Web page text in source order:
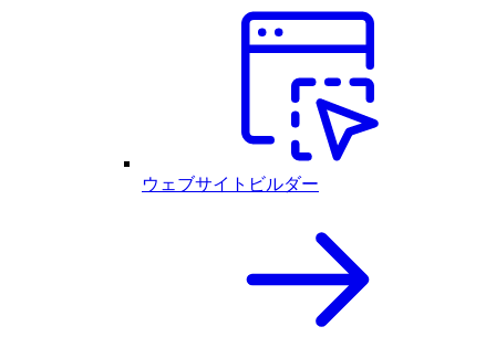
ウェブサイトビルダー